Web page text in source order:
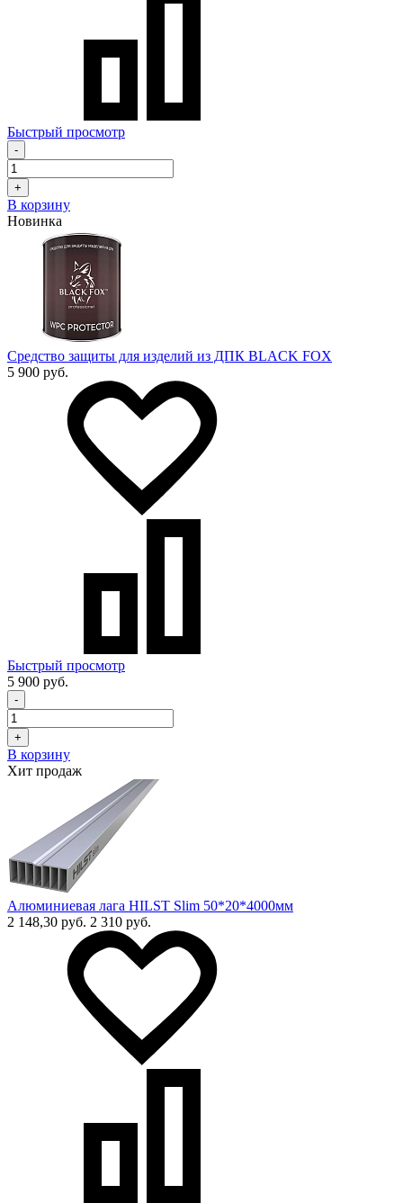
Быстрый просмотр
-
+
В корзину
Новинка
Средство защиты для изделий из ДПК BLACK FOX
5 900 руб.
Быстрый просмотр
5 900 руб.
-
+
В корзину
Хит продаж
Алюминиевая лага HILST Slim 50*20*4000мм
2 148,30 руб. 2 310 руб.